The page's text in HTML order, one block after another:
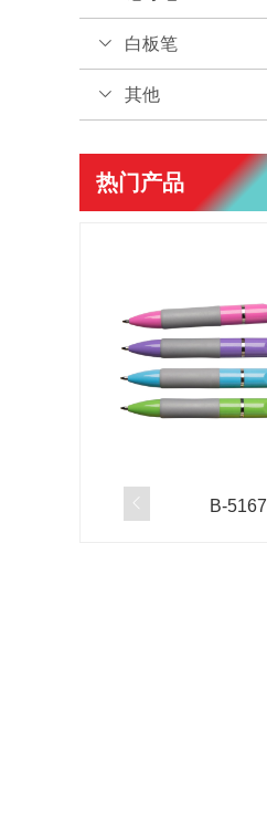
白板笔
其他
热门产品
B-5167
